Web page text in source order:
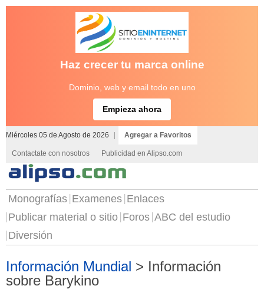
Haz crecer tu marca online
Dominio, web y email todo en uno
Empieza ahora
Miércoles 05 de Agosto de 2026 Agregar a Favoritos
Contactate con nosotros Publicidad en Alipso.com
Monografías Examenes Enlaces
Publicar material o sitio Foros ABC del estudio
Diversión
Información Mundial > Información
sobre Barykino